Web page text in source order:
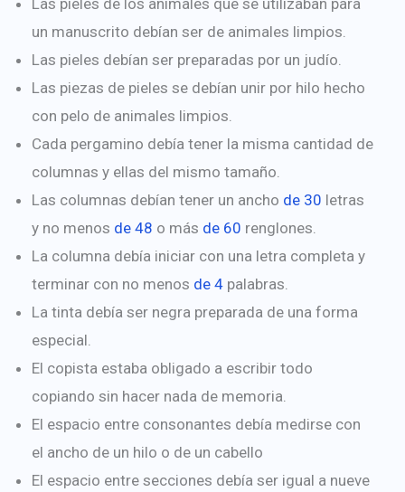
un manuscrito debían ser de animales limpios.
Las pieles debían ser preparadas por un judío.
Las piezas de pieles se debían unir por hilo hecho
con pelo de animales limpios.
Cada pergamino debía tener la misma cantidad de
columnas y ellas del mismo tamaño.
Las columnas debían tener un ancho de 30 letras
y no menos de 48 o más de 60 renglones.
La columna debía iniciar con una letra completa y
terminar con no menos de 4palabras.
La tinta debía ser negra preparada de una forma
especial.
El copista estaba obligado a escribir todo
copiando sin hacer nada de memoria.
El espacio entre consonantes debía medirse con
el ancho de un hilo o de un cabello
El espacio entre secciones debía ser igual a nueve